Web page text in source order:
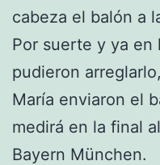
cabeza el balón a
Por suerte y ya en
pudieron
María enviaron el
medirá en la final
Bayern München.